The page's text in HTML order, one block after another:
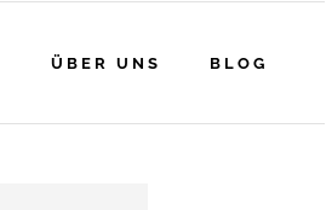
ÜBER UNS BLOG